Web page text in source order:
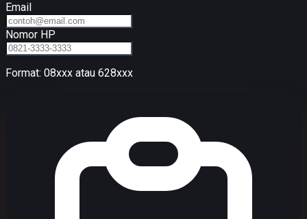
Email
Nomor HP
Format: 08xxx atau 628xxx